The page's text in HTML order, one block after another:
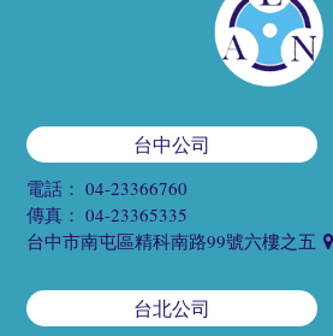
台中公司
電話：04-23366760
傳真：04-23365335
台中市南屯區精科南路99號六樓之五
台北公司